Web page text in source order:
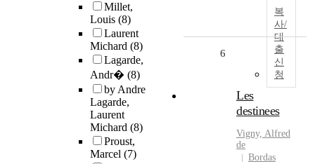
Millet,
Louis (8)
Laurent
Michard (8)
Lagarde,
Andr� (8)
by Andre
Lagarde,
Laurent
Michard (8)
Proust,
Marcel (7)
복
사/
대
출
신
청
6
Les
destinees
Vigny, Alfred
de
Bordas